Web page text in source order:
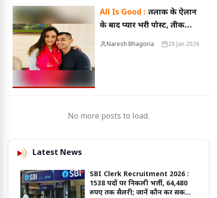
All Is Good : तलाक के ऐलान
के बाद प्यार भरी पोस्ट, प्रतीक
यादव बोले—हम चैंपियनों का
Naresh Bhagoria 28 Jan 2026
No more posts to load.
Latest News
SBI Clerk Recruitment 2026 :
1538 पदों पर निकली भर्ती, 64,480
रुपए तक सैलरी; जानें कौन कर सकता